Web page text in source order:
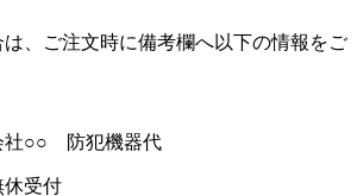
、ご注文時に備考欄へ以下の情報をご
社○○ 防犯機器代